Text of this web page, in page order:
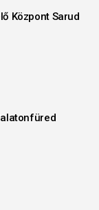
Központ Sarud